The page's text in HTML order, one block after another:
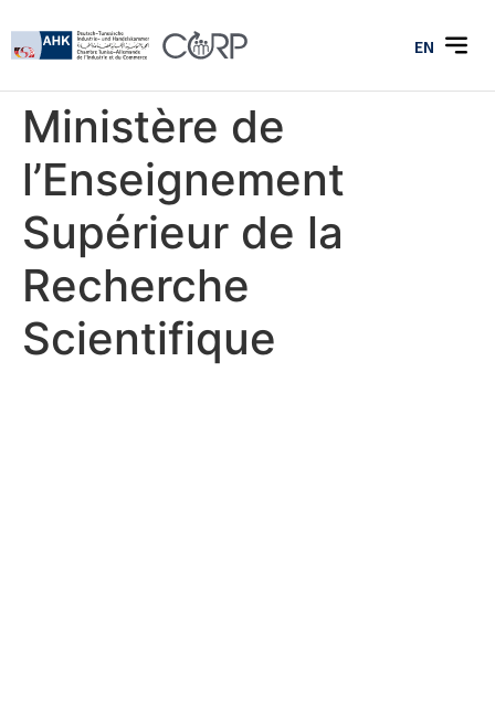
EN
Ministère de
l’Enseignement
Supérieur de la
Recherche
Scientifique